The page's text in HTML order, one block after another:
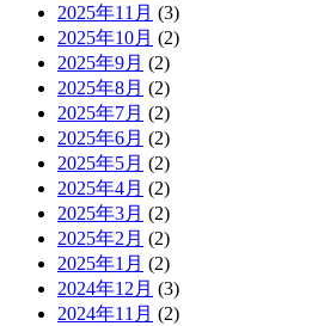
2025年11月 (3)
2025年10月 (2)
2025年9月 (2)
2025年8月 (2)
2025年7月 (2)
2025年6月 (2)
2025年5月 (2)
2025年4月 (2)
2025年3月 (2)
2025年2月 (2)
2025年1月 (2)
2024年12月 (3)
2024年11月 (2)